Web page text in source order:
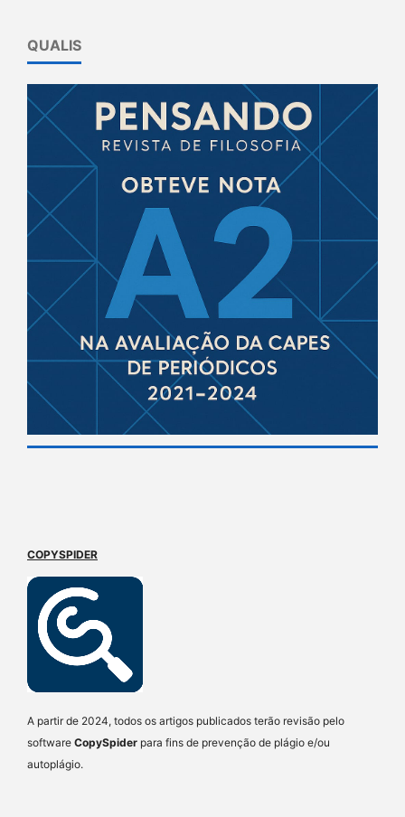
QUALIS
COPYSPIDER
A partir de 2024, todos os artigos publicados terão revisão pelo
software CopySpider para fins de prevenção de plágio e/ou
autoplágio.